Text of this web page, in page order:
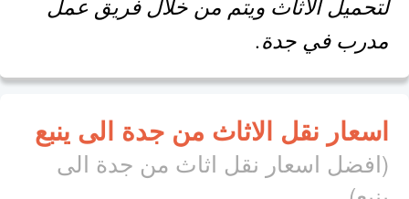
لتحميل الاثاث ويتم من خلال فريق عمل
مدرب في جدة.
اسعار نقل الاثاث من جدة الى ينبع
(افضل اسعار نقل اثاث من جدة الى